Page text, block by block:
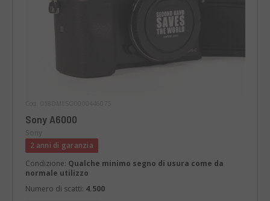
Sony A6000
2 anni di garanzia
Condizione: Qualche minimo segno di usura come da
normale utilizzo
Numero di scatti: 4.500